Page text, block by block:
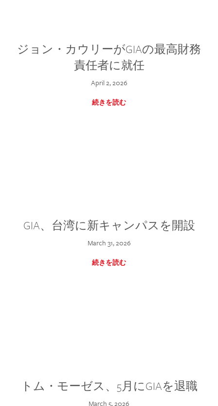
ジョン・カウリーがGIAの最高財務
責任者に就任
April 2, 2026
続きを読む
GIA、台湾に新キャンパスを開設
March 31, 2026
続きを読む
トム・モーゼス、5月にGIAを退職
March 5, 2026